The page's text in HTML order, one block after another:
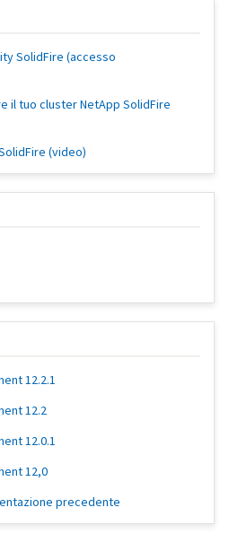
SolidFire (accesso
il tuo cluster NetApp SolidFire
(video)
12.2.1
12.2
12.0.1
12,0
precedente